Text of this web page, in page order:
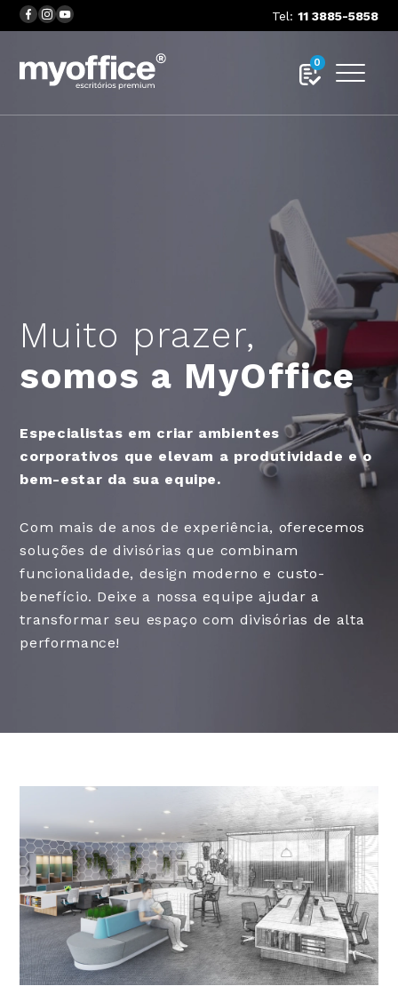
Tel: 11 3885-5858
0
Muito prazer,
somos a MyOffice
Especialistas em criar ambientes
corporativos que elevam a produtividade e o
bem-estar da sua equipe.
Com mais de anos de experiência, oferecemos
soluções de divisórias que combinam
funcionalidade, design moderno e custo-
benefício. Deixe a nossa equipe ajudar a
transformar seu espaço com divisórias de alta
performance!